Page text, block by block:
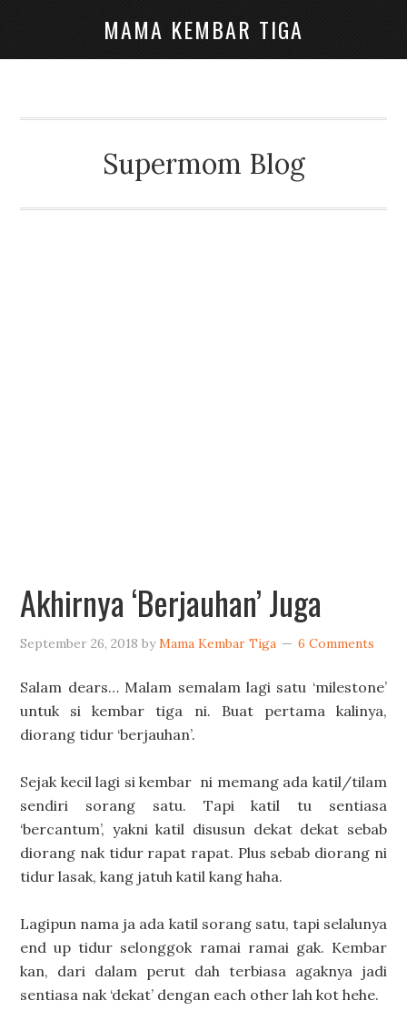
MAMA KEMBAR TIGA
Supermom Blog
Akhirnya ‘Berjauhan’ Juga
September 26, 2018 byMama Kembar Tiga 6 Comments
Salam dears… Malam semalam lagi satu ‘milestone’
untuk si kembar tiga ni. Buat pertama kalinya,
diorang tidur ‘berjauhan’.
Sejak kecil lagi si kembar ni memang ada katil/tilam
sendiri sorang satu. Tapi katil tu sentiasa
‘bercantum’, yakni katil disusun dekat dekat sebab
diorang nak tidur rapat rapat. Plus sebab diorang ni
tidur lasak, kang jatuh katil kang haha.
Lagipun nama ja ada katil sorang satu, tapi selalunya
end up tidur selonggok ramai ramai gak. Kembar
kan, dari dalam perut dah terbiasa agaknya jadi
sentiasa nak ‘dekat’ dengan each other lah kot hehe.